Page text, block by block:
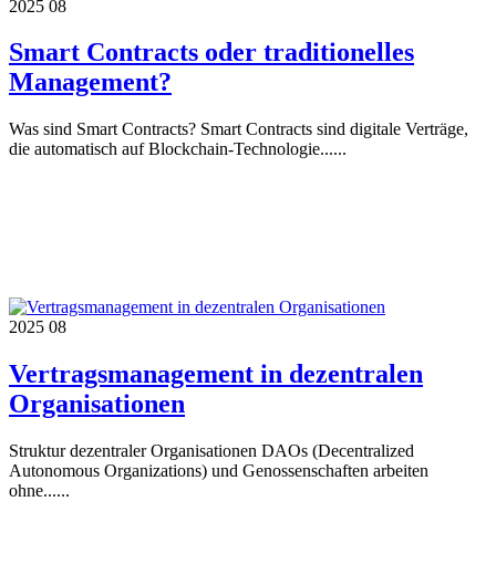
2025 08
Smart Contracts oder traditionelles
Management?
Was sind Smart Contracts? Smart Contracts sind digitale Verträge,
die automatisch auf Blockchain-Technologie......
2025 08
Vertragsmanagement in dezentralen
Organisationen
Struktur dezentraler Organisationen DAOs (Decentralized
Autonomous Organizations) und Genossenschaften arbeiten
ohne......